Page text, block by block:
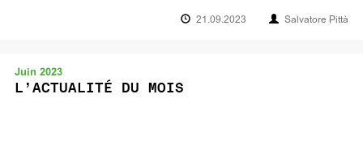
21.09.2023 Salvatore Pittà
Juin 2023
L’ACTUALITÉ DU MOIS